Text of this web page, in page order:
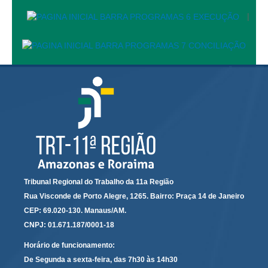
Diretores
Comitês
Comitê Gestor Regional do e-Gestão e de Tabelas
Processuais Unificadas
Comitê do Datajud
Comissão Regional de Pesquisa Judiciária e Ciência de
Dados
Comissão de Ética
Comitê de Priorização do Primeiro Grau
Comissão de Uniformização de Jurisprudência
Comitê de Gestão de Pessoas
Comissão de Vitaliciamento
Comitê de Atenção Integral à Saúde de Magistrados e
|
Tribunal Regional do Trabalho da 11a Região
Rua Visconde de Porto Alegre, 1265. Bairro: Praça 14 de Janeiro
CEP: 69.020-130. Manaus/AM.
CNPJ: 01.671.187/0001-18
Horário de funcionamento:
De Segunda a sexta-feira, das 7h30 às 14h30